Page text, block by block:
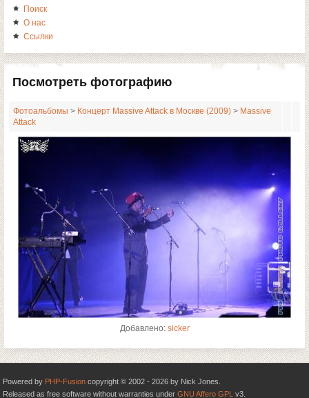
Поиск
О нас
Ссылки
Посмотреть фотографию
Фотоальбомы > Концерт Massive Attack в Москве (2009) > Massive
Attack
Добавлено: sicker
Powered by PHP-Fusion copyright © 2002 - 2026 by Nick Jones.
Released as free software without warranties under GNU Affero GPL v3.